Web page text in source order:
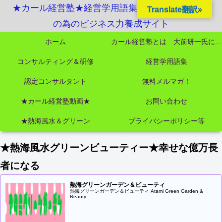
★カール経営塾★経営学用語集起業独立成功MBA
の為のビジネス力養成サイト
ホーム
コンサルティング＆研修 経営学用語集
認定コンサルタント 無料メルマガ！
★カール経営塾動画★ お問い合わせ
★熱海風水＆グリーン プライバシーポリシー等
★熱海風水グリーンビューティー★幸せな億万長
者になる
熱海グリーンガーデン＆ビューティ
熱海グリーンガーデン＆ビューティ Atami Green Garden &
Beauty
Translate翻訳»